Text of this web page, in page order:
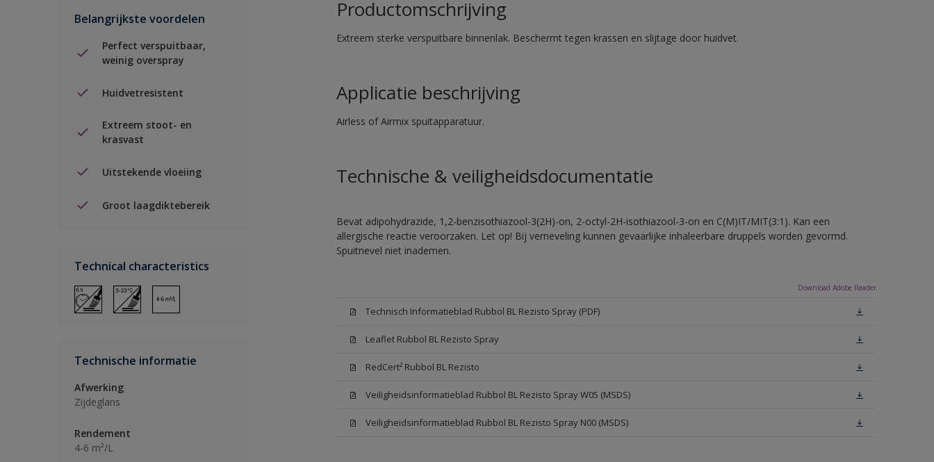
Belangrijkste voordelen
Perfect verspuitbaar,
weinig overspray
Huidvetresistent
Extreem stoot- en
krasvast
Uitstekende vloeiing
Groot laagdiktebereik
Technical characteristics
Technische informatie
Afwerking
Zijdeglans
Rendement
4-6 m²/L
Productomschrijving
Extreem sterke verspuitbare binnenlak. Beschermt tegen krassen en slijtage door huidvet.
Applicatie beschrijving
Airless of Airmix spuitapparatuur.
Technische & veiligheidsdocumentatie
Bevat adipohydrazide, 1,2-benzisothiazool-3(2H)-on, 2-octyl-2H-isothiazool-3-on en C(M)IT/MIT(3:1). Kan een
allergische reactie veroorzaken. Let op! Bij verneveling kunnen gevaarlijke inhaleerbare druppels worden gevormd.
Spuitnevel niet inademen.
Download Adobe Reader
Technisch Informatieblad Rubbol BL Rezisto Spray (PDF)
Leaflet Rubbol BL Rezisto Spray
RedCert² Rubbol BL Rezisto
Veiligheidsinformatieblad Rubbol BL Rezisto Spray W05 (MSDS)
Veiligheidsinformatieblad Rubbol BL Rezisto Spray N00 (MSDS)